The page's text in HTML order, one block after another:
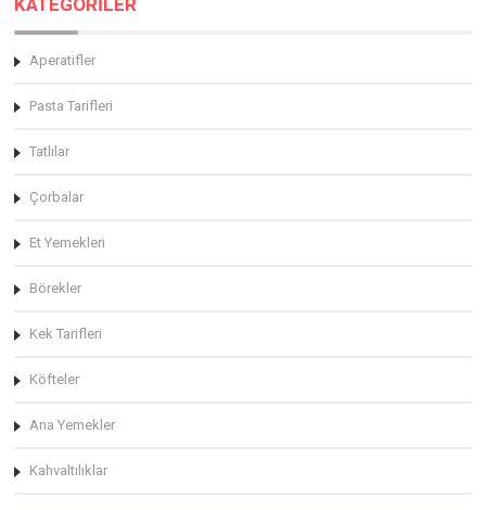
Aperatifler
Pasta Tarifleri
Tatlılar
Çorbalar
Et Yemekleri
Börekler
Kek Tarifleri
Köfteler
Ana Yemekler
Kahvaltılıklar